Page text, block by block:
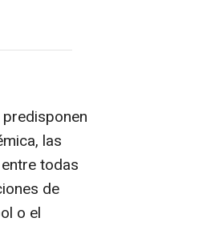
las
todas
de
o el